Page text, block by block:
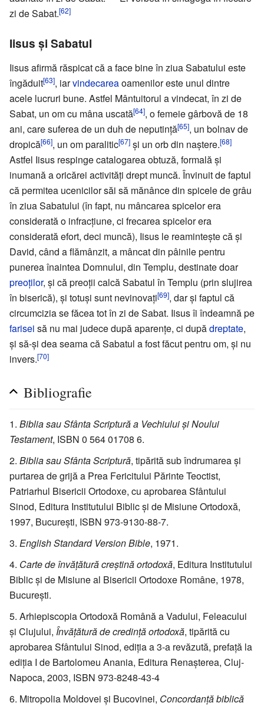
zi de Sabat.[62]
Iisus și Sabatul
Iisus afirmă răspicat că a face bine în ziua Sabatului este
îngăduit[63], iarvindecareaoamenilor este unul dintre
acele lucruri bune. Astfel Mântuitorul a vindecat, în zi de
Sabat, un om cu mâna uscată[64], o femeie gârbovă de 18
ani, care suferea de un duh de neputință[65], un bolnav de
dropică[66], un om paralitic[67] și un orb din naștere.[68]
Astfel Iisus respinge catalogarea obtuză, formală și
inumană a oricărei activități drept muncă. Învinuit de faptul
că permitea ucenicilor săi să mănânce din spicele de grâu
în ziua Sabatului (în fapt, nu mâncarea spicelor era
considerată o infracțiune, ci frecarea spicelor era
considerată efort, deci muncă), Iisus le reamintește că și
David, când a flămânzit, a mâncat din pâinile pentru
punerea înaintea Domnului, din Templu, destinate doar
preoților, și că preoții calcă Sabatul în Templu (prin slujirea
în biserică), și totuși sunt nevinovați[69], dar și faptul că
circumcizia se făcea tot în zi de Sabat. Iisus îi îndeamnă pe
farisei să nu mai judece după aparențe, ci dupădreptate,
și să-și dea seama că Sabatul a fost făcut pentru om, și nu
invers.[70]
Bibliografie
Biblia sau Sfânta Scriptură a Vechiului și Noului
Testament, ISBN 0 564 01708 6.
Biblia sau Sfânta Scriptură, tipărită sub îndrumarea și
purtarea de grijă a Prea Fericitului Părinte Teoctist,
Patriarhul Bisericii Ortodoxe, cu aprobarea Sfântului
Sinod, Editura Institutului Biblic și de Misiune Ortodoxă,
1997, București, ISBN 973-9130-88-7.
English Standard Version Bible, 1971.
Carte de învățătură creștină ortodoxă, Editura Institutului
Biblic și de Misiune al Bisericii Ortodoxe Române, 1978,
București.
Arhiepiscopia Ortodoxă Română a Vadului, Feleacului
și Clujului, Învățătură de credință ortodoxă, tipărită cu
aprobarea Sfântului Sinod, ediția a 3-a revăzută, prefață la
ediția I de Bartolomeu Anania, Editura Renașterea, Cluj-
Napoca, 2003, ISBN 973-8248-43-4
Mitropolia Moldovei și Bucovinei, Concordanță biblică